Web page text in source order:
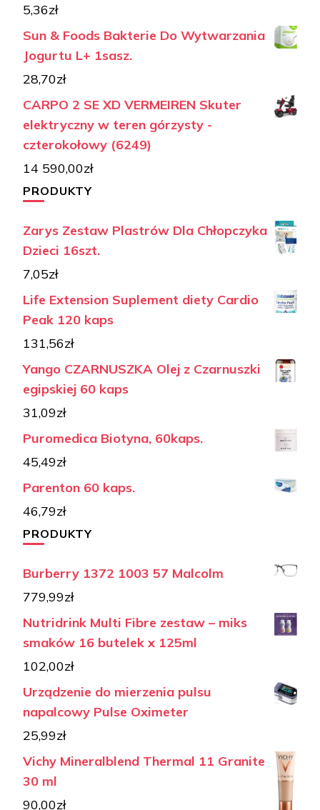
5,36zł
Sun & Foods Bakterie Do Wytwarzania
Jogurtu L+ 1sasz.
28,70zł
CARPO 2 SE XD VERMEIREN Skuter
elektryczny w teren górzysty -
czterokołowy (6249)
14 590,00zł
PRODUKTY
Zarys Zestaw Plastrów Dla Chłopczyka
Dzieci 16szt.
7,05zł
Life Extension Suplement diety Cardio
Peak 120 kaps
131,56zł
Yango CZARNUSZKA Olej z Czarnuszki
egipskiej 60 kaps
31,09zł
Puromedica Biotyna, 60kaps.
45,49zł
Parenton 60 kaps.
46,79zł
PRODUKTY
Burberry 1372 1003 57 Malcolm
779,99zł
Nutridrink Multi Fibre zestaw – miks
smaków 16 butelek x 125ml
102,00zł
Urządzenie do mierzenia pulsu
napalcowy Pulse Oximeter
25,99zł
Vichy Mineralblend Thermal 11 Granite
30 ml
90,00zł